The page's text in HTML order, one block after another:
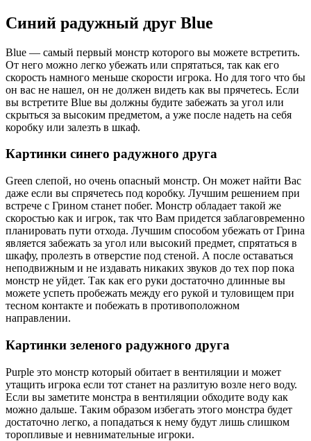
Синий радужный друг Blue
Blue — самый первый монстр которого вы можете встретить.
От него можно легко убежать или спрятаться, так как его
скорость намного меньше скорости игрока. Но для того что бы
он вас не нашел, он не должен видеть как вы прячетесь. Если
вы встретите Blue вы должны будите забежать за угол или
скрыться за высоким предметом, а уже после надеть на себя
коробку или залезть в шкаф.
Картинки синего радужного друга
Green слепой, но очень опасный монстр. Он может найти Вас
даже если вы спрячетесь под коробку. Лучшим решением при
встрече с Грином станет побег. Монстр обладает такой же
скоростью как и игрок, так что Вам придется заблаговременно
планировать пути отхода. Лучшим способом убежать от Грина
является забежать за угол или высокий предмет, спрятаться в
шкафу, пролезть в отверстие под стеной. А после оставаться
неподвижным и не издавать никаких звуков до тех пор пока
монстр не уйдет. Так как его руки достаточно длинные вы
можете успеть пробежать между его рукой и туловищем при
тесном контакте и побежать в противоположном
направлении.
Картинки зеленого радужного друга
Purple это монстр который обитает в вентиляции и может
утащить игрока если тот станет на разлитую возле него воду.
Если вы заметите монстра в вентиляции обходите воду как
можно дальше. Таким образом избегать этого монстра будет
достаточно легко, а попадаться к нему будут лишь слишком
торопливые и невнимательные игроки.